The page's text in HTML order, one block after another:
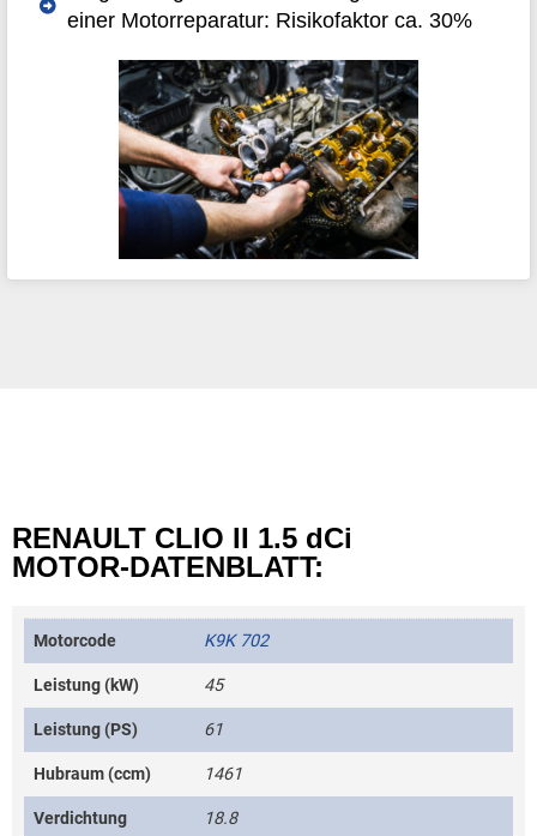
einer Motorreparatur: Risikofaktor ca. 30%
RENAULT CLIO II 1.5 dCi
MOTOR-DATENBLATT:
Motorcode K9K 702
Leistung (kW) 45
Leistung (PS) 61
Hubraum (ccm) 1461
Verdichtung 18.8